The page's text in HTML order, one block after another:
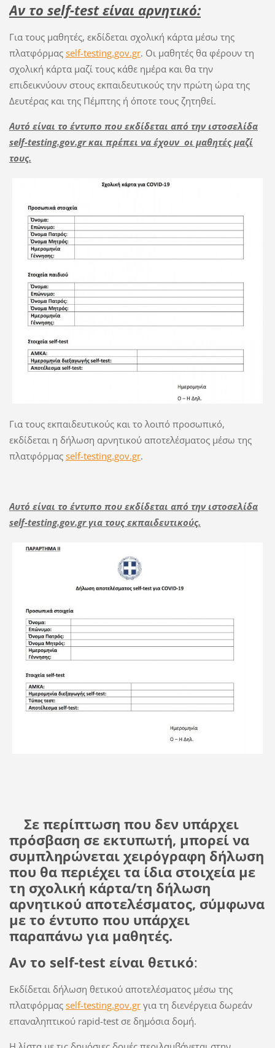
Αν το self-test είναι αρνητικό:
Για τους μαθητές, εκδίδεται σχολική κάρτα μέσω της
πλατφόρμας self-testing.gov.gr. Οι μαθητές θα φέρουν τη
σχολική κάρτα μαζί τους κάθε ημέρα και θα την
επιδεικνύουν στους εκπαιδευτικούς την πρώτη ώρα της
Δευτέρας και της Πέμπτης ή όποτε τους ζητηθεί.
Αυτό είναι το έντυπο που εκδίδεται από την ιστοσελίδα
self-testing.gov.gr και πρέπει να έχουν οι μαθητές μαζί
τους.
Για τους εκπαιδευτικούς και το λοιπό προσωπικό,
εκδίδεται η δήλωση αρνητικού αποτελέσματος μέσω της
πλατφόρμας self-testing.gov.gr.
Αυτό είναι το έντυπο που εκδίδεται από την ιστοσελίδα
self-testing.gov.gr για τους εκπαιδευτικούς.
Σε περίπτωση που δεν υπάρχει
πρόσβαση σε εκτυπωτή, μπορεί να
συμπληρώνεται χειρόγραφη δήλωση
που θα περιέχει τα ίδια στοιχεία με
τη σχολική κάρτα/τη δήλωση
αρνητικού αποτελέσματος, σύμφωνα
με το έντυπο που υπάρχει
παραπάνω για μαθητές.
Αν το self-test είναι θετικό:
Εκδίδεται δήλωση θετικού αποτελέσματος μέσω της
πλατφόρμας self-testing.gov.grγια τη διενέργεια δωρεάν
επαναληπτικού rapid-test σε δημόσια δομή.